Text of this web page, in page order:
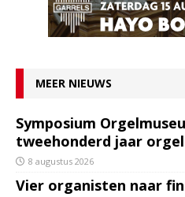
MEER NIEUWS
Symposium
tweehonderd jaar
8 augustus 2026
Vier organisten naar